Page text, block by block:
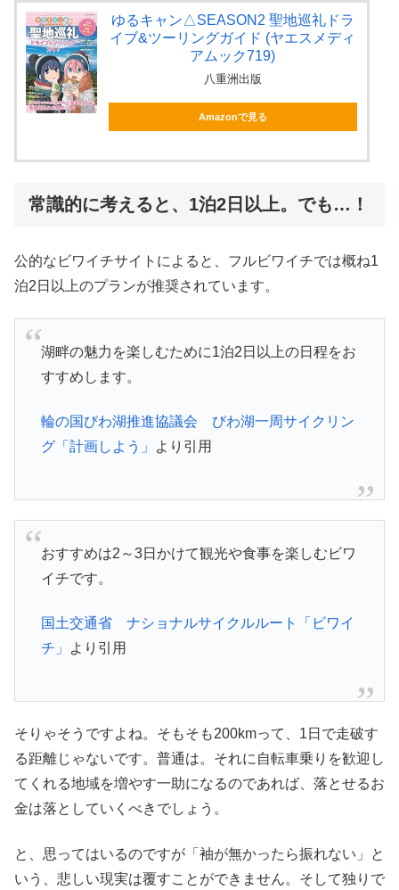
ゆるキャン△SEASON2 聖地巡礼ドラ
イブ&ツーリングガイド (ヤエスメディ
アムック719)
八重洲出版
Amazonで見る
常識的に考えると、1泊2日以上。でも…！
公的なビワイチサイトによると、フルビワイチでは概ね1
泊2日以上のプランが推奨されています。
湖畔の魅力を楽しむために1泊2日以上の日程をお
すすめします。
輪の国びわ湖推進協議会 びわ湖一周サイクリン
グ「計画しよう」
より引用
おすすめは2～3日かけて観光や食事を楽しむビワ
イチです。
国土交通省 ナショナルサイクルルート「ビワイ
チ」
より引用
そりゃそうですよね。そもそも200kmって、1日で走破す
る距離じゃないです。普通は。それに自転車乗りを歓迎し
てくれる地域を増やす一助になるのであれば、落とせるお
金は落としていくべきでしょう。
と、思ってはいるのですが「袖が無かったら振れない」と
いう、悲しい現実は覆すことができません。そして独りで